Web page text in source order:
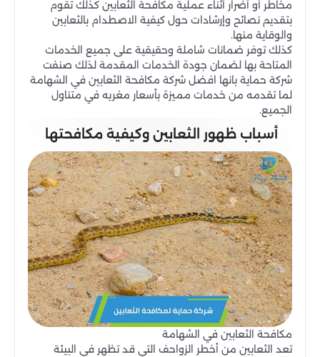
مخاطر أو أضرار أثناء عملية مكافحة الثعابين كذلك تقوم
بتقديم نصائح وإرشادات حول كيفية الاصطدام بالثعابين
والوقاية منها.
كذلك توفر ضمانات شاملة وحقيقية على جميع الخدمات
المتاحة بها لضمان جودة الخدمات المقدمة لذلك صنفت
شركة حماية بانها افضل شركة مكافحة الثعابين في الشهامة
لما تقدمه من خدمات مميزة بأسعار مغريه في متناول
الجميع.
أسباب ظهور الثعابين وكيفية مكافحتها
مكافحة الثعابين في الشهامة
تعد الثعابين من أخطر الزواحف التي قد تظهر في البيئة